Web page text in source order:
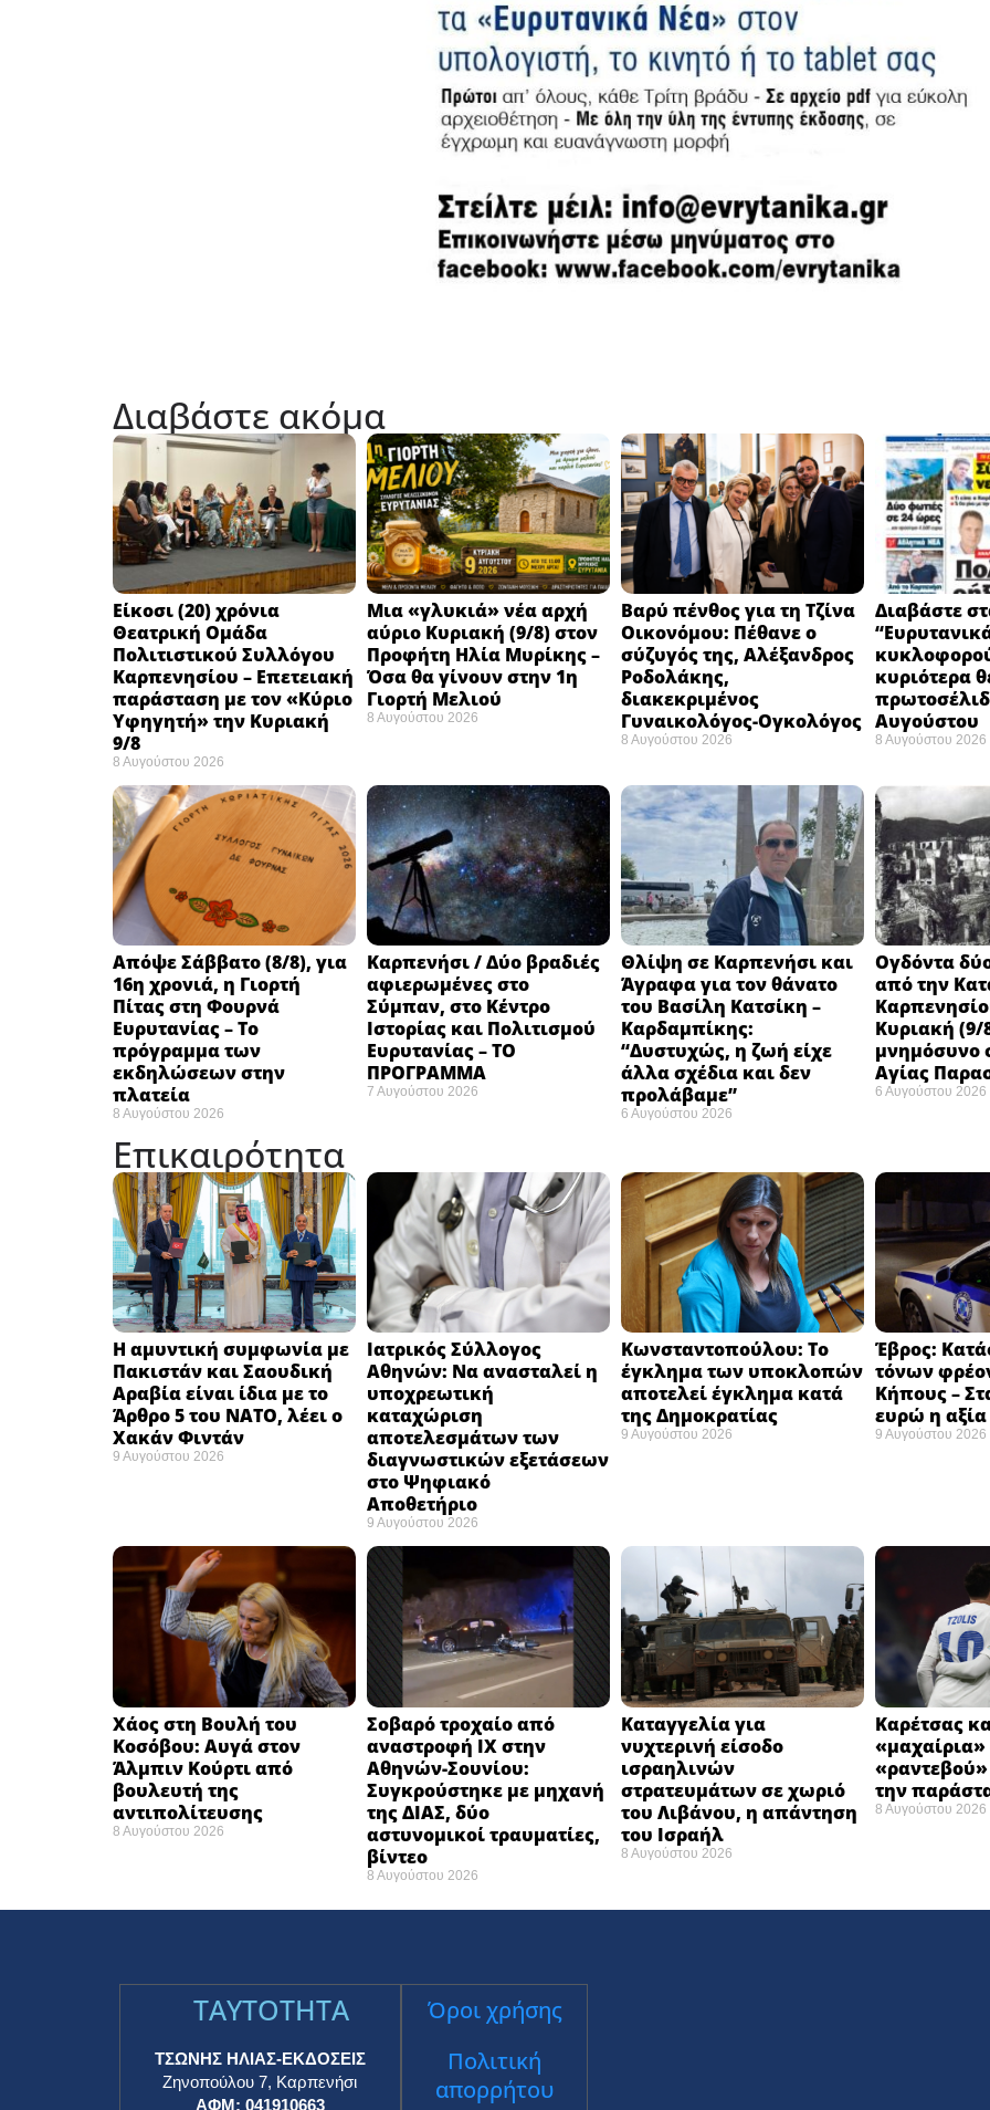
Διαβάστε ακόμα
Eίκοσι (20) χρόνια
Θεατρική Ομάδα
Πολιτιστικού Συλλόγου
Καρπενησίου – Επετειακή
παράσταση με τον «Κύριο
Υφηγητή» την Κυριακή
9/8
8 Αυγούστου 2026
Μια «γλυκιά» νέα αρχή
αύριο Κυριακή (9/8) στον
Προφήτη Ηλία Μυρίκης –
Όσα θα γίνουν στην 1η
Γιορτή Μελιού
8 Αυγούστου 2026
Βαρύ πένθος για τη Τζίνα
Οικονόμου: Πέθανε ο
σύζυγός της, Αλέξανδρος
Ροδολάκης,
διακεκριμένος
Γυναικολόγος-Ογκολόγος
8 Αυγούστου 2026
Διαβάστε
κυριότερα
Αυγούστου
8 Αυγούστου 2026
Απόψε Σάββατο (8/8), για
16η χρονιά, η Γιορτή
Πίτας στη Φουρνά
Ευρυτανίας – Το
πρόγραμμα των
εκδηλώσεων στην
πλατεία
8 Αυγούστου 2026
Καρπενήσι / Δύο βραδιές
αφιερωμένες στο
Σύμπαν, στο Κέντρο
Ιστορίας και Πολιτισμού
Ευρυτανίας – ΤΟ
ΠΡΟΓΡΑΜΜΑ
7 Αυγούστου 2026
Θλίψη σε Καρπενήσι και
Άγραφα για τον θάνατο
του Βασίλη Κατσίκη –
Καρδαμπίκης:
“Δυστυχώς, η ζωή είχε
άλλα σχέδια και δεν
προλάβαμε”
6 Αυγούστου 2026
Ογδόντα
από την
Κυριακή (9/
μνημόσυνο
Αγίας
6 Αυγούστου 2026
Επικαιρότητα
Η αμυντική συμφωνία με
Πακιστάν και Σαουδική
Αραβία είναι ίδια με το
Άρθρο 5 του ΝΑΤΟ, λέει ο
Χακάν Φιντάν ​
9 Αυγούστου 2026
Ιατρικός Σύλλογος
Αθηνών: Να ανασταλεί η
υποχρεωτική
καταχώριση
αποτελεσμάτων των
διαγνωστικών εξετάσεων
στο Ψηφιακό
Αποθετήριο ​
9 Αυγούστου 2026
Κωνσταντοπούλου: Το
έγκλημα των υποκλοπών
αποτελεί έγκλημα κατά
της Δημοκρατίας ​
9 Αυγούστου 2026
Έβρος:
τόνων
Κήπους –
ευρώ η αξία
9 Αυγούστου 2026
Χάος στη Βουλή του
Κοσόβου: Αυγά στον
Άλμπιν Κούρτι από
βουλευτή της
αντιπολίτευσης
8 Αυγούστου 2026
Σοβαρό τροχαίο από
αναστροφή ΙΧ στην
Αθηνών-Σουνίου:
Συγκρούστηκε με μηχανή
της ΔΙΑΣ, δύο
αστυνομικοί τραυματίες,
βίντεο
8 Αυγούστου 2026
Καταγγελία για
νυχτερινή είσοδο
ισραηλινών
στρατευμάτων σε χωριό
του Λιβάνου, η απάντηση
του Ισραήλ
8 Αυγούστου 2026
Καρέτσας
«μαχαίρια»
την
8 Αυγούστου 2026
TAYTOTHTA
ΤΣΩΝΗΣ ΗΛΙΑΣ-ΕΚΔΟΣΕΙΣ
Ζηνοπούλου 7, Καρπενήσι
ΑΦΜ: 041910663
Όροι χρήσης
Πολιτική
απορρήτου